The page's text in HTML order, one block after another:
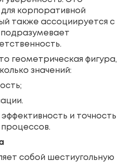
корпоративной
также ассоциируется с
геометрическая фигура,
значений:
и точность
собой шестиугольную